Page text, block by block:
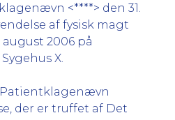
<****> den 31.
af fysisk magt
august 2006 på
X.
der er truffet af Det